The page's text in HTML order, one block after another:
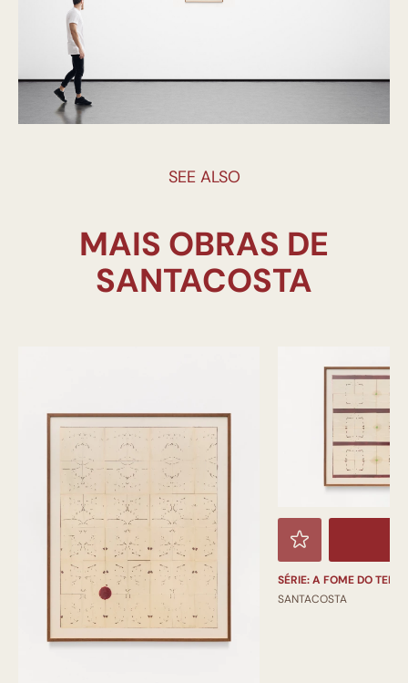
SEE ALSO
MAIS OBRAS DE
SÉRIE: A FOME DO
SANTACOSTA